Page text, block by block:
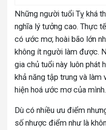
Những người tuổi Tỵ khá
nghĩa lý tưởng cao. Thực
có ước mơ, hoài bão lớn
không ít người làm được.
gia chủ tuổi này luôn phát
khả năng tập trung và
hiện hoá ước mơ của mình.
Dù có nhiều ưu điểm
số nhược điểm như là